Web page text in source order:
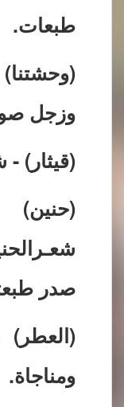
طبعات.
وزجل
(قيثار)
صدر
ومناجاة.